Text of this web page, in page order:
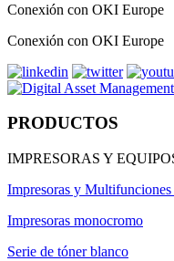
Conexión con OKI Europe
Conexión con OKI Europe
PRODUCTOS
IMPRESORAS Y
Impresoras y
Impresoras monocromo
Serie de tóner blanco